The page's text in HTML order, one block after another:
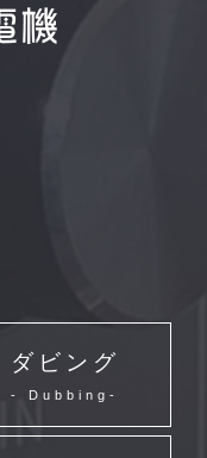
ダビング
- Dubbing-